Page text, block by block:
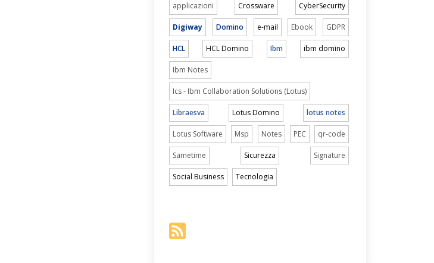
applicazioni Crossware CyberSecurity
Digiway Domino e-mail Ebook GDPR
HCL HCL Domino Ibm ibm domino
Ibm Notes
Ics - Ibm Collaboration Solutions (Lotus)
Libraesva Lotus Domino lotus notes
Lotus Software Msp Notes PEC qr-code
Sametime Sicurezza Signature
Social Business Tecnologia